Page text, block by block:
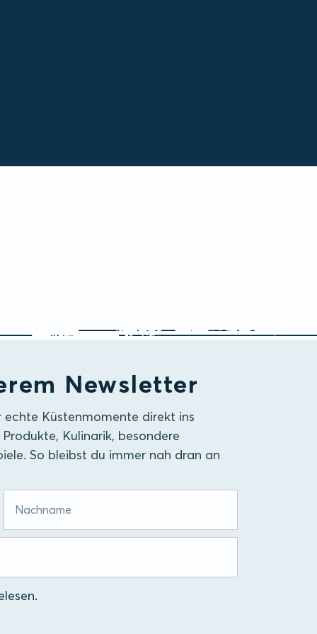
Newsletter
Küstenmomente direkt ins
Kulinarik, besondere
So bleibst du immer nah dran an